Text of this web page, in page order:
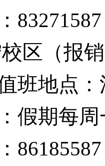
83271587
校区（报
班地点
假期每
86185587